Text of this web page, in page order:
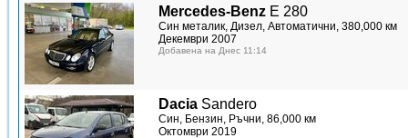
Mercedes-Benz E 280
Син металик, Дизел, Автоматични, 380,000 км
Декември 2007
Добавена на Днес 11:14
Dacia Sandero
Син, Бензин, Ръчни, 86,000 км
Октомври 2019